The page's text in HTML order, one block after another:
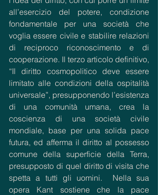
all’esercizio del potere, condizione
fondamentale per una società che
voglia essere civile e stabilire relazioni
di reciproco riconoscimento e di
cooperazione. Il terzo articolo definitivo,
“Il diritto cosmopolitico deve essere
limitato alle condizioni della ospitalità
universale”, presupponendo l’esistenza
di una comunità umana, crea la
coscienza di una società civile
mondiale, base per una solida pace
futura, ed afferma il diritto al possesso
comune della superficie della Terra,
presupposto di quel diritto di visita che
spetta a tutti gli uomini.  Nella sua
opera Kant sostiene che la pace